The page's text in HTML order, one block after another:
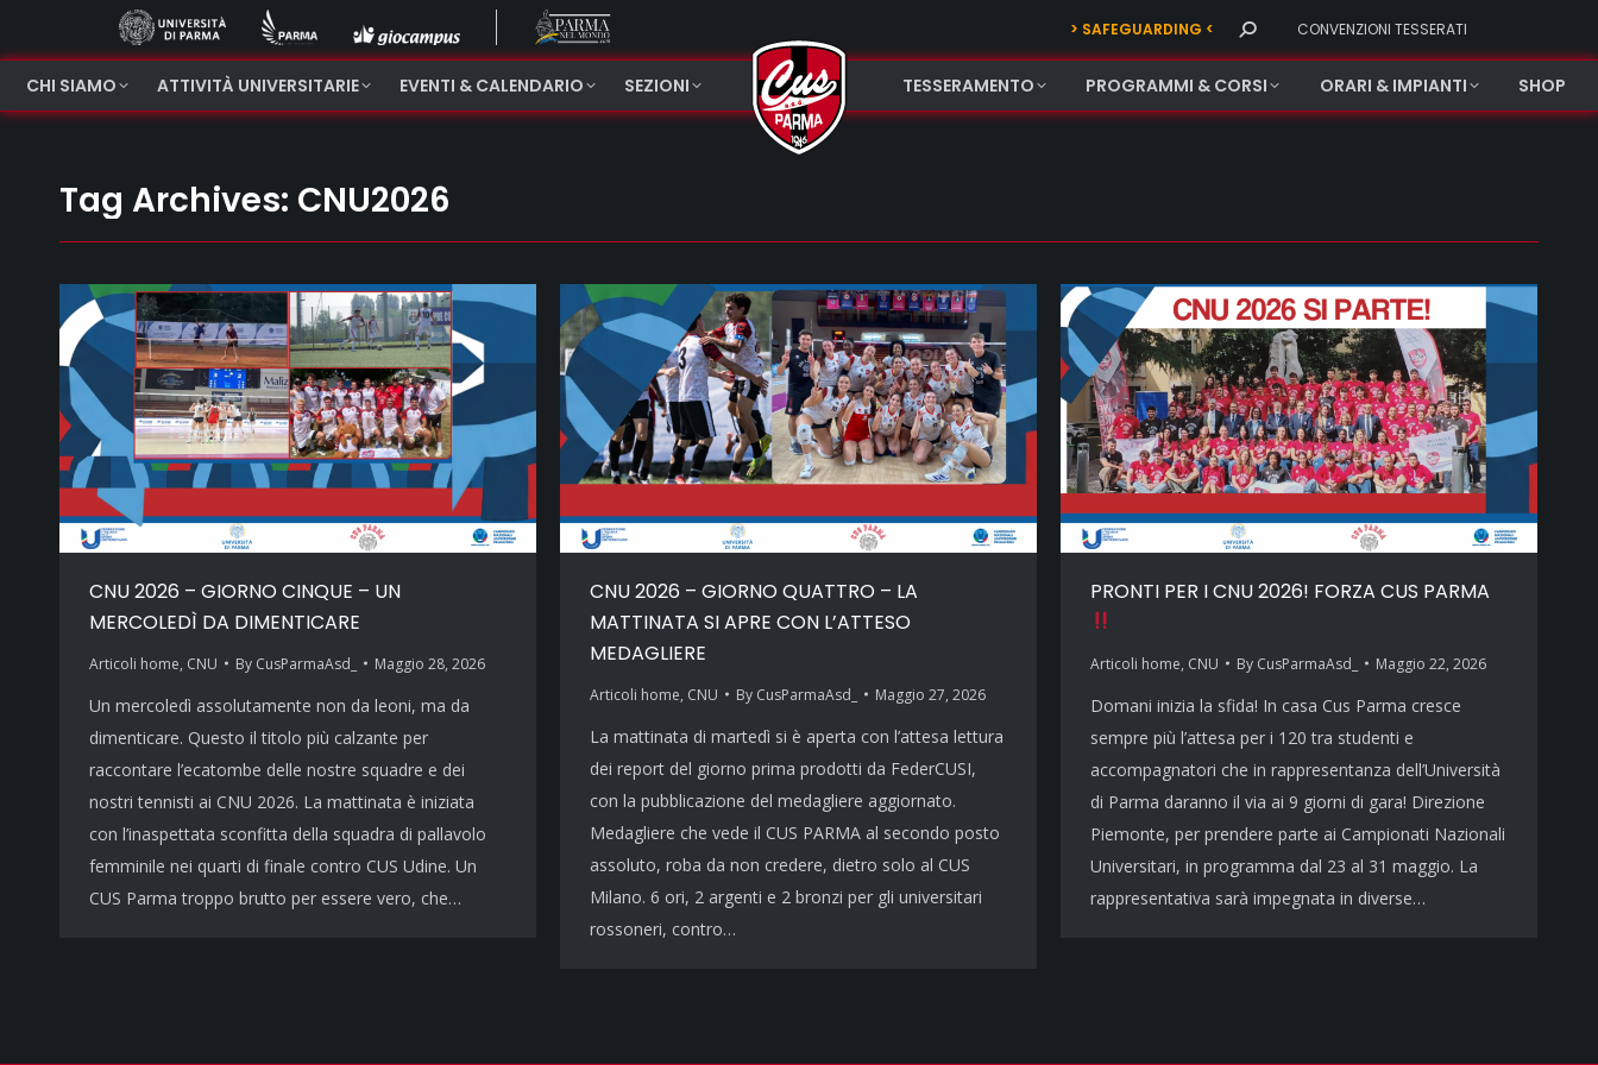
> SAFEGUARDING < Search: CONVENZIONI TESSERATI
CHI SIAMO ATTIVITÀ UNIVERSITARIE EVENTI & CALENDARIO SEZIONI TESSERAMENTO PROGRAMMI & CORSI ORARI & IMPIANTI SHOP
Tag Archives: CNU2026
CNU 2026 – GIORNO CINQUE – UN
MERCOLEDÌ DA DIMENTICARE
Articoli home, CNU By CusParmaAsd_ Maggio 28, 2026
Un mercoledì assolutamente non da leoni, ma da
dimenticare. Questo il titolo più calzante per
raccontare l’ecatombe delle nostre squadre e dei
nostri tennisti ai CNU 2026. La mattinata è iniziata
con l’inaspettata sconfitta della squadra di pallavolo
femminile nei quarti di finale contro CUS Udine. Un
CUS Parma troppo brutto per essere vero, che…
CNU 2026 – GIORNO QUATTRO – LA
MATTINATA SI APRE CON L’ATTESO
MEDAGLIERE
Articoli home, CNU By CusParmaAsd_ Maggio 27, 2026
La mattinata di martedì si è aperta con l’attesa lettura
dei report del giorno prima prodotti da FederCUSI,
con la pubblicazione del medagliere aggiornato.
Medagliere che vede il CUS PARMA al secondo posto
assoluto, roba da non credere, dietro solo al CUS
Milano. 6 ori, 2 argenti e 2 bronzi per gli universitari
rossoneri, contro…
PRONTI PER I CNU 2026! FORZA CUS PARMA
Articoli home, CNU By CusParmaAsd_ Maggio 22, 2026
Domani inizia la sfida! In casa Cus Parma cresce
sempre più l’attesa per i 120 tra studenti e
accompagnatori che in rappresentanza dell’Università
di Parma daranno il via ai 9 giorni di gara! Direzione
Piemonte, per prendere parte ai Campionati Nazionali
Universitari, in programma dal 23 al 31 maggio. La
rappresentativa sarà impegnata in diverse…